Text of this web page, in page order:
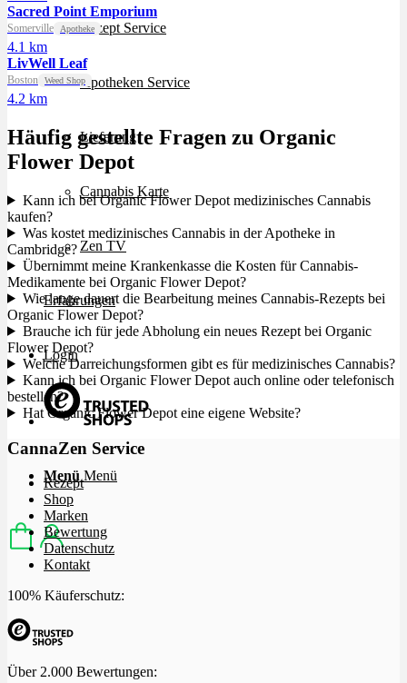
Rezept Service
Apotheken Service
Lieferung
Cannabis Karte
Zen TV
Erfahrungen
Login
Menü Menü
Sacred Point Emporium
Somerville Apotheke
4.1 km
LivWell Leaf
Boston Weed Shop
4.2 km
Häufig gestellte Fragen zu Organic
Flower Depot
Kann ich bei Organic Flower Depot medizinisches Cannabis
kaufen?
Was kostet medizinisches Cannabis in der Apotheke in
Cambridge?
Übernimmt meine Krankenkasse die Kosten für Cannabis-
Medikamente bei Organic Flower Depot?
Wie lange dauert die Bearbeitung meines Cannabis-Rezepts bei
Organic Flower Depot?
Brauche ich für jede Abholung ein neues Rezept bei Organic
Flower Depot?
Welche Darreichungsformen gibt es für medizinisches Cannabis?
Kann ich bei Organic Flower Depot auch online oder telefonisch
bestellen?
Hat Organic Flower Depot eine eigene Website?
CannaZen Service
Rezept
Shop
Marken
Bewertung
Datenschutz
Kontakt
100% Käuferschutz:
Über 2.000 Bewertungen: